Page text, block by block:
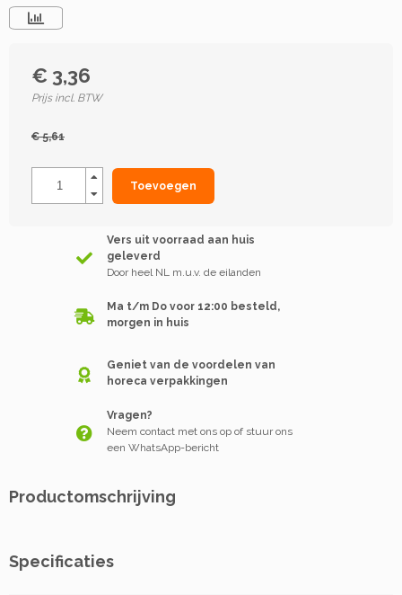
€ 3,36
Prijs incl. BTW
€ 5,61
Toevoegen
Vers uit voorraad aan huis
geleverd
Door heel NL m.u.v. de eilanden
Ma t/m Do voor 12:00 besteld,
morgen in huis
Geniet van de voordelen van
horeca verpakkingen
Vragen?
Neem contact met ons op of stuur ons
een WhatsApp-bericht
Productomschrijving
Specificaties